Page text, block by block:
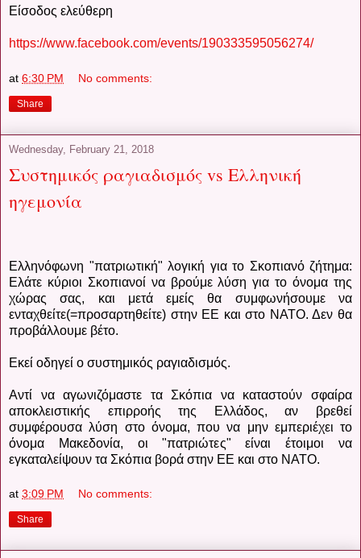
Είσοδος ελεύθερη
https://www.facebook.com/events/190333595056274/
at 6:30 PM No comments:
Share
Wednesday, February 21, 2018
Συστημικός ραγιαδισμός vs Ελληνική
ηγεμονία
Ελληνόφωνη "πατριωτική" λογική για το Σκοπιανό ζήτημα:
Ελάτε κύριοι Σκοπιανοί να βρούμε λύση για το όνομα της
χώρας σας, και μετά εμείς θα συμφωνήσουμε να
ενταχθείτε(=προσαρτηθείτε) στην ΕΕ και στο ΝΑΤΟ. Δεν θα
προβάλλουμε βέτο.
Εκεί οδηγεί ο συστημικός ραγιαδισμός.
Αντί να αγωνιζόμαστε τα Σκόπια να καταστούν σφαίρα
αποκλειστικής επιρροής της Ελλάδος, αν βρεθεί
συμφέρουσα λύση στο όνομα, που να μην εμπεριέχει το
όνομα Μακεδονία, οι "πατριώτες" είναι έτοιμοι να
εγκαταλείψουν τα Σκόπια βορά στην ΕΕ και στο ΝΑΤΟ.
at 3:09 PM No comments:
Share